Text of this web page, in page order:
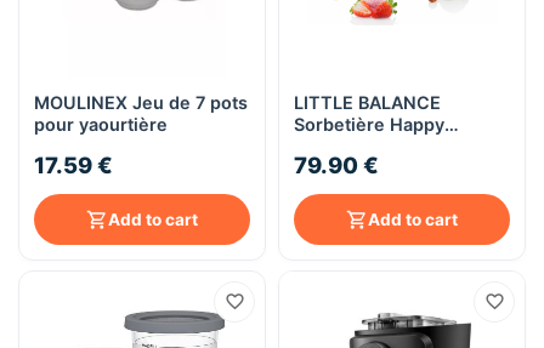
MOULINEX Jeu de 7 pots
pour yaourtière
17.59 €
Add to cart
LITTLE BALANCE
Sorbetière Happy
79.90 €
Add to cart